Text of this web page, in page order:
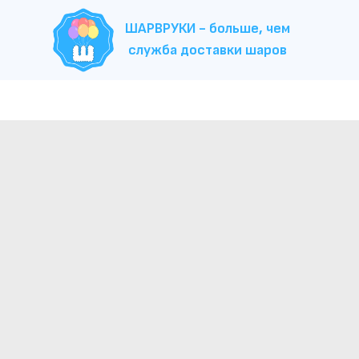
ШАРВРУКИ - больше, чем
служба доставки шаров